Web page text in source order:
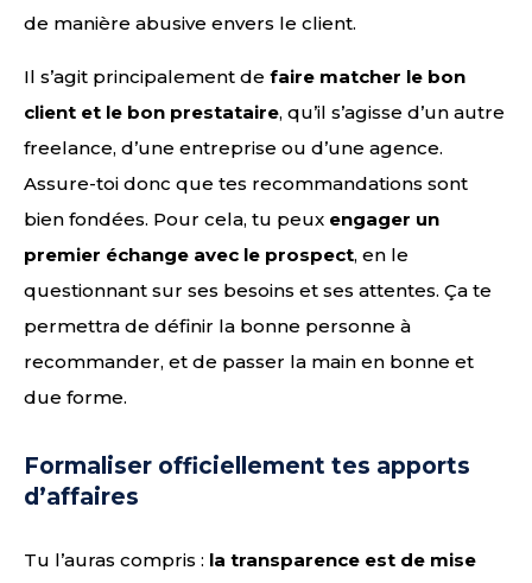
de manière abusive envers le client.
Il s’agit principalement de faire matcher le bon
client et le bon prestataire, qu’il s’agisse d’un autre
freelance, d’une entreprise ou d’une agence.
Assure-toi donc que tes recommandations sont
bien fondées. Pour cela, tu peux engager un
premier échange avec le prospect, en le
questionnant sur ses besoins et ses attentes. Ça te
permettra de définir la bonne personne à
recommander, et de passer la main en bonne et
due forme.
Formaliser officiellement tes apports
d’affaires
Tu l’auras compris : la transparence est de mise